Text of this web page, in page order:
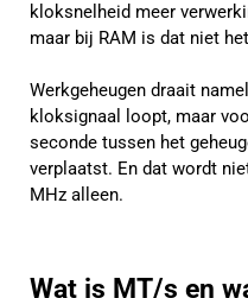
kloksnelheid meer
maar bij RAM is dat niet
Werkgeheugen draait
kloksignaal loopt, maar
seconde tussen het
verplaatst. En dat wordt
MHz alleen.
Wat is MT/s en